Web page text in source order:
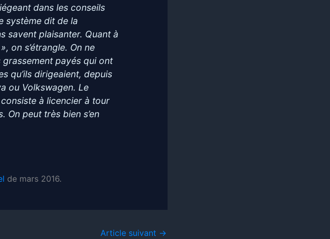
dans les conseils
système dit de la
savent plaisanter. Quant à
on s’étrangle. On ne
payés qui ont
qu’ils dirigeaient, depuis
ou Volkswagen. Le
à licencier à tour
On peut très bien s’en
de mars 2016.
Article suivant →